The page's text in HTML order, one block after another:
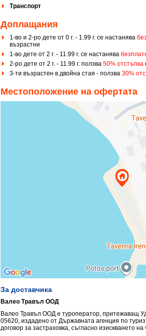
Транспорт
Доплащания
1-во и 2-ро дете от 0 г. - 1.99 г. се настанява
възрастни
1-во дете от 2 г. - 11.99 г. се настанява
2-ро дете от 2 г. - 11.99 г. ползва 50% отстъпка
3-ти възрастен в двойна стая - ползва 30%
Местоположение на офертата
За доставчика
Валео Травъл ООД
Валео Травъл ООД е туроператор, притежаващ
05620, издадено от Държавната агенция по
договор за застраховка, съгласно изискването